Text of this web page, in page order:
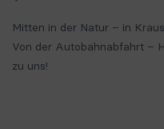
Mitten in der Natur – in
Von der Autobahnabfahrt –
zu uns!